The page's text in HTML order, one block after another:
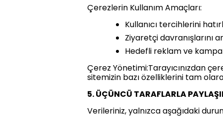
Çerezlerin Kullanım Amaçları:
Kullanıcı tercihlerini
Ziyaretçi davranışlarını
Hedefli reklam ve
Çerez Yönetimi:Tarayıcınızdan
sitemizin bazı özelliklerini tam
5. ÜÇÜNCÜ TARAFLARLA
Verileriniz, yalnızca aşağıdaki